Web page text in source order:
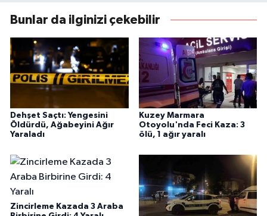
Bunlar da ilginizi çekebilir
Dehşet Saçtı: Yengesini
Öldürdü, Ağabeyini Ağır
Yaraladı
Kuzey Marmara
Otoyolu'nda Feci Kaza: 3
ölü, 1 ağır yaralı
Zincirleme Kazada 3 Araba